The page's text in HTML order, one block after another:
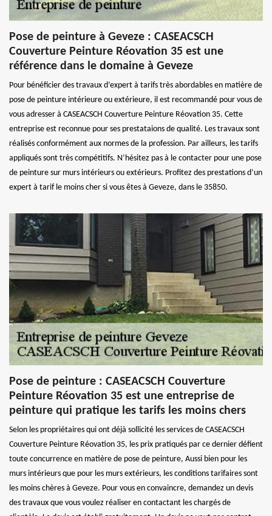
Pose de peinture à Geveze : CASEACSCH
Couverture Peinture Réovation 35 est une
référence dans le domaine à Geveze
Pour bénéficier des travaux d’expert à tarifs très abordables en matière de
pose de peinture intérieure ou extérieure, il est recommandé pour vous de
vous adresser à CASEACSCH Couverture Peinture Réovation 35. Cette
entreprise est reconnue pour ses prestataions de qualité. Les travaux sont
réalisés conformément aux normes de la profession. Par ailleurs, les tarifs
appliqués sont très compétitifs. N’hésitez pas à le contacter pour une pose
de peinture sur murs intérieurs ou extérieurs. Profitez des prestations d’un
expert à tarif le moins cher si vous êtes à Geveze, dans le 35850.
Pose de peinture : CASEACSCH Couverture
Peinture Réovation 35 est une entreprise de
peinture qui pratique les tarifs les moins chers
Selon les propriétaires qui ont déjà sollicité les services de CASEACSCH
Couverture Peinture Réovation 35, les prix pratiqués par ce dernier défient
toute concurrence en matière de pose de peinture, Aussi bien pour les
murs intérieurs que pour les murs extérieurs, les conditions tarifaires sont
les moins chères à Geveze. Pour vous en convaincre, demandez un devis
des travaux que vous voulez réaliser en contactant les chargés de